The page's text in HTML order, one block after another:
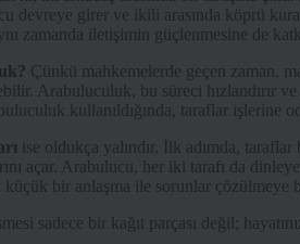
devreye girer ve ikili arasında köprü
zamanda iletişimin güçlenmesine de
Çünkü mahkemelerde geçen zaman,
Arabuluculuk, bu süreci hızlandırır
kullanıldığında, taraflar
ise oldukça yalındır. İlk adımda,
açar. Arabulucu, her iki tarafı da
küçük bir anlaşma ile sorunlar çözülmeye
sadece bir kağıt parçası değil;